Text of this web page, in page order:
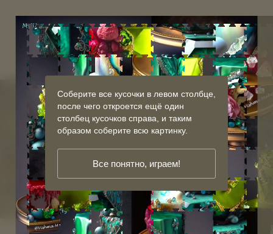
Панорама № 2595616 5 5.0 60
Соберите все кусочки в левом столбце,
после чего откроется ещё один
столбец кусочков справа, и таким
образом соберите всю картинку.
Все понятно, играем!